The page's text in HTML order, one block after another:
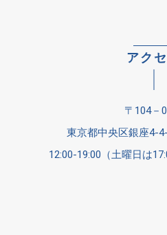
アク
〒104－
東京都中央区銀座4-
12:00-19:00（土曜日は